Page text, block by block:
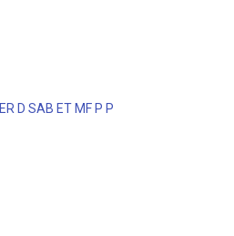
D SAB ET MF P P